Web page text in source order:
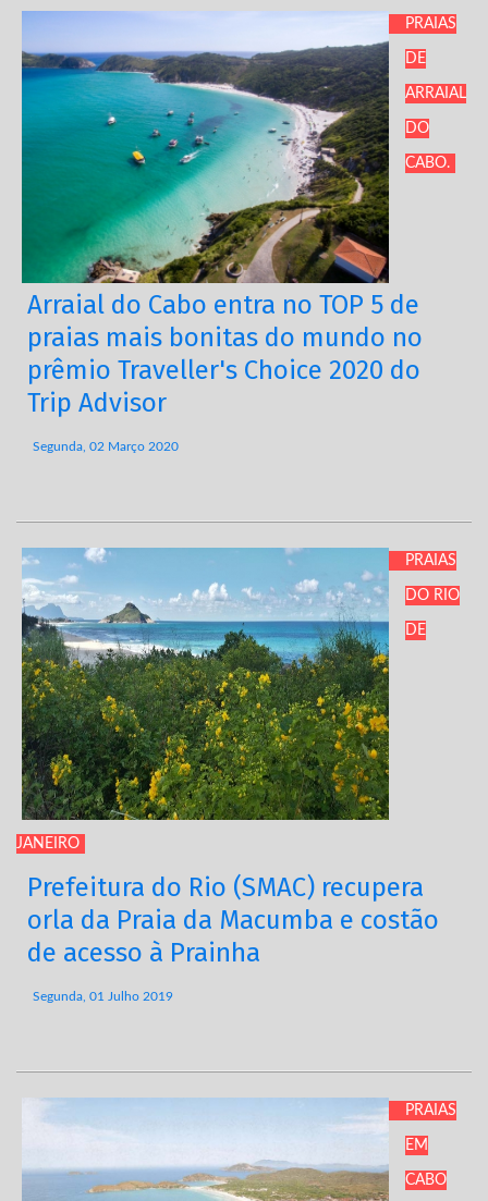
PRAIAS
DE
ARRAIAL
DO
CABO.
Arraial do Cabo entra no TOP 5 de
praias mais bonitas do mundo no
prêmio Traveller's Choice 2020 do
Trip Advisor
Segunda, 02 Março 2020
PRAIAS
DO RIO
DE
JANEIRO
Prefeitura do Rio (SMAC) recupera
orla da Praia da Macumba e costão
de acesso à Prainha
Segunda, 01 Julho 2019
PRAIAS
EM
CABO